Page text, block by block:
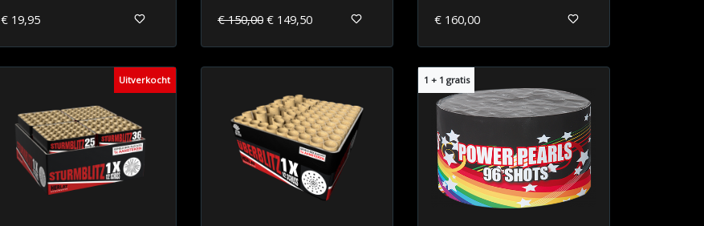
€ 19,95 € 150,00 € 149,50 € 160,00
Uitverkocht 1 + 1 gratis